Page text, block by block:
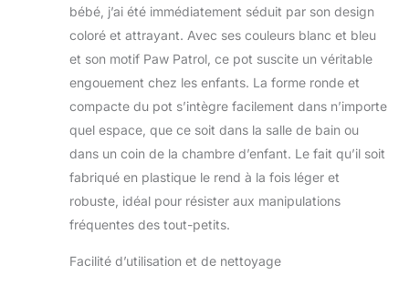
bébé, j’ai été immédiatement séduit par son design
coloré et attrayant. Avec ses couleurs blanc et bleu
et son motif Paw Patrol, ce pot suscite un véritable
engouement chez les enfants. La forme ronde et
compacte du pot s’intègre facilement dans n’importe
quel espace, que ce soit dans la salle de bain ou
dans un coin de la chambre d’enfant. Le fait qu’il soit
fabriqué en plastique le rend à la fois léger et
robuste, idéal pour résister aux manipulations
fréquentes des tout-petits.
Facilité d’utilisation et de nettoyage